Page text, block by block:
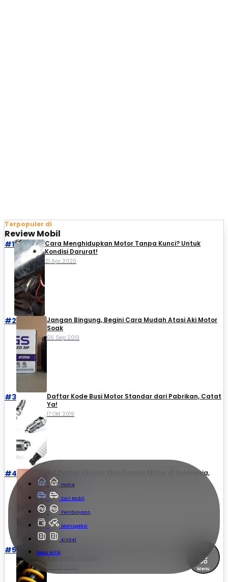
Home
Cari Mobil
Pembiayaan
MoInspeksi
Artikel
Sewa Milik
Terpopuler di
Review Mobil
#1
Cara Menghidupkan Motor Tanpa Kunci? Untuk
Kondisi Darurat!
21 Apr 2020
#2
Jangan Bingung, Begini Cara Mudah Atasi Aki Motor
Soak
06 Sep 2019
#3
Daftar Kode Busi Motor Standar dari Pabrikan, Catat
Ya!
17 Okt 2019
#4
64 Daftar Ukuran Klep Semua Motor di Indonesia,
Lengkap!
08 Mei 2025
#5
52 Daftar Ukuran Shock Belakang Motor Honda,
Yamaha, Suzuki​